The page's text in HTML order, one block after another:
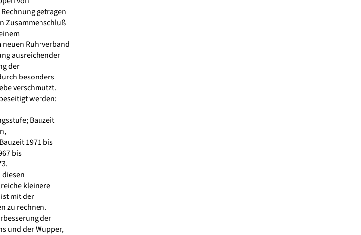
getragen
Zusammenschluß
neuen Ruhrverband
ausreichender
der
besonders
verschmutzt.
werden:
Bauzeit
1971 bis
bis
diesen
kleinere
mit der
zu rechnen.
der
und der Wupper,